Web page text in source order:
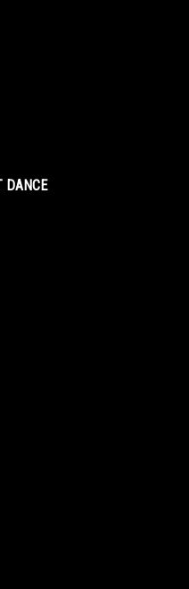
DANCE